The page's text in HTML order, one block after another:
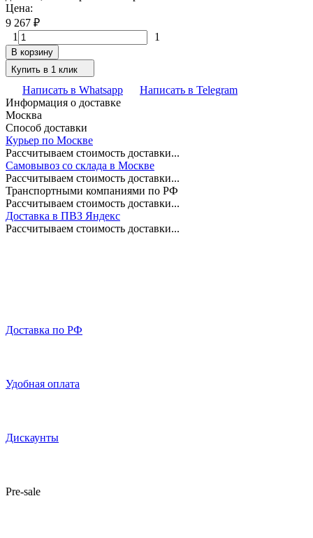
Цена:
9 267 ₽
1
1
В корзину
Купить в 1 клик
Написать в Whatsapp
Написать в Telegram
Информация о доставке
Москва
Способ доставки
Курьер по Москве
Рассчитываем стоимость доставки...
Самовывоз со склада в Москве
Рассчитываем стоимость доставки...
Транспортными компаниями по РФ
Рассчитываем стоимость доставки...
Доставка в ПВЗ Яндекс
Рассчитываем стоимость доставки...
Доставка по РФ
Удобная оплата
Дискаунты
Pre-sale